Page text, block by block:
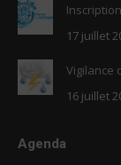
17 juillet
Vigilance
16 juillet
Agenda